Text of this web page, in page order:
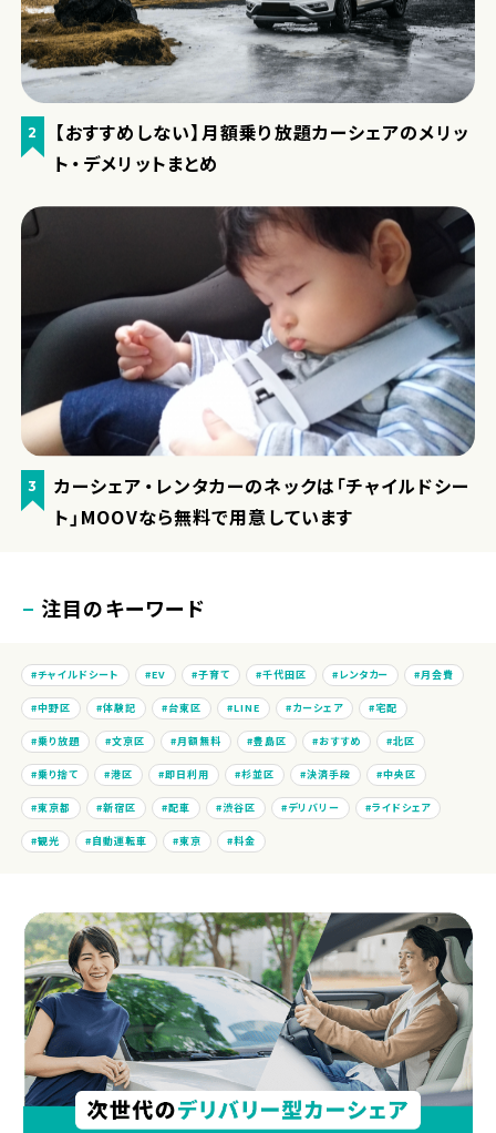
2
【おすすめしない】月額乗り放題カーシェアのメリッ
ト・デメリットまとめ
3
カーシェア・レンタカーのネックは「チャイルドシー
ト」MOOVなら無料で用意しています
注目のキーワード
チャイルドシート EV 子育て 千代田区 レンタカー 月会費
中野区 体験記 台東区 LINE カーシェア 宅配
乗り放題 文京区 月額無料 豊島区 おすすめ 北区
乗り捨て 港区 即日利用 杉並区 決済手段 中央区
東京都 新宿区 配車 渋谷区 デリバリー ライドシェア
観光 自動運転車 東京 料金